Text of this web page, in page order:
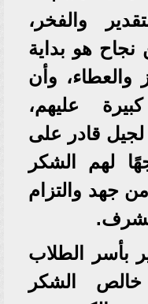
والفخر،
هو بداية
والعطاء، وأن
عليهم،
لجيل قادر على
لهم الشكر
جهد والتزام
بأسر الطلاب
خالص الشكر